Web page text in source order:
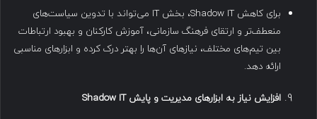
برای کاهش Shadow IT، بخش IT می‌تواند با تدوین سیاست‌های
منعطف‌تر و ارتقای فرهنگ سازمانی، آموزش کارکنان و بهبود ارتباطات
بین تیم‌های مختلف، نیازهای آن‌ها را بهتر درک کرده و ابزارهای مناسبی
ارائه دهد.
افزایش نیاز به ابزارهای مدیریت و پایش Shadow IT